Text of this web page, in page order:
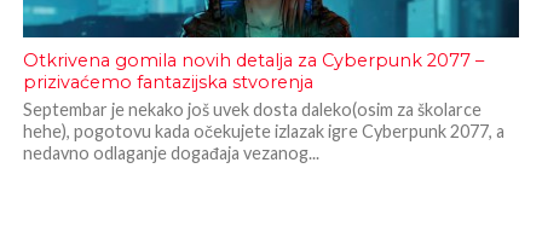
Otkrivena gomila novih detalja za Cyberpunk 2077 –
prizivaćemo fantazijska stvorenja
Septembar je nekako još uvek dosta daleko(osim za školarce
hehe), pogotovu kada očekujete izlazak igre Cyberpunk 2077, a
nedavno odlaganje događaja vezanog...